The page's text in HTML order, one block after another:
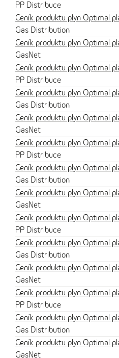
PP Distribuce
Ceník produktu plyn Optimal
Gas Distribution
Ceník produktu plyn Optimal
GasNet
Ceník produktu plyn Optimal
PP Distribuce
Ceník produktu plyn Optimal
Gas Distribution
Ceník produktu plyn Optimal
GasNet
Ceník produktu plyn Optimal
PP Distribuce
Ceník produktu plyn Optimal
Gas Distribution
Ceník produktu plyn Optimal
GasNet
Ceník produktu plyn Optimal
PP Distribuce
Ceník produktu plyn Optimal
Gas Distribution
Ceník produktu plyn Optimal
GasNet
Ceník produktu plyn Optimal
PP Distribuce
Ceník produktu plyn Optimal
Gas Distribution
Ceník produktu plyn Optimal
GasNet